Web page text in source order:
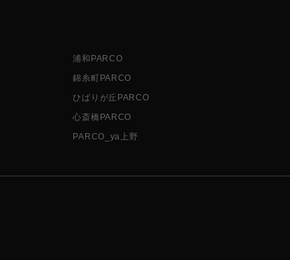
浦和PARCO
錦糸町PARCO
ひばりが丘PARCO
心斎橋PARCO
PARCO_ya上野